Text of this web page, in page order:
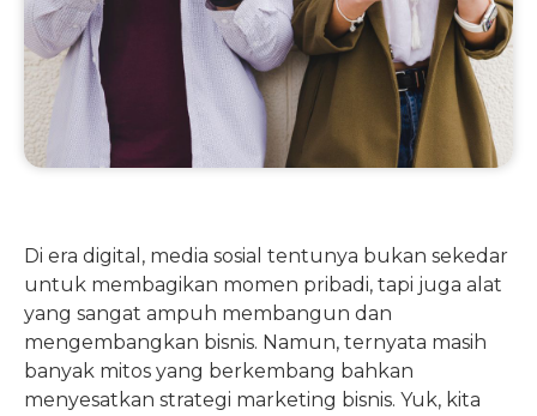
Di era digital, media sosial tentunya bukan sekedar
untuk membagikan momen pribadi, tapi juga alat
yang sangat ampuh membangun dan
mengembangkan bisnis. Namun, ternyata masih
banyak mitos yang berkembang bahkan
menyesatkan strategi marketing bisnis. Yuk, kita